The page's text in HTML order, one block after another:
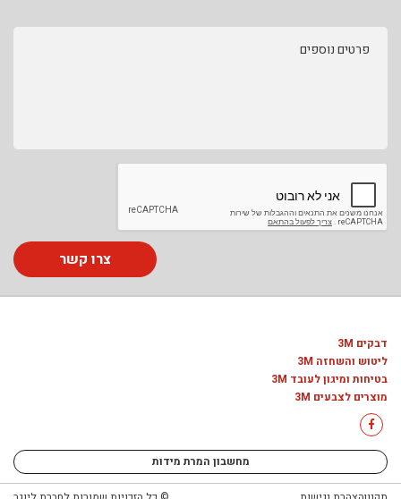
פרטים נוספים
צרו קשר
דבקים 3M
ליטוש והשחזה 3M
בטיחות ומיגון לעובד 3M
מוצרים לצבעים 3M
מחשבון המרת מידות